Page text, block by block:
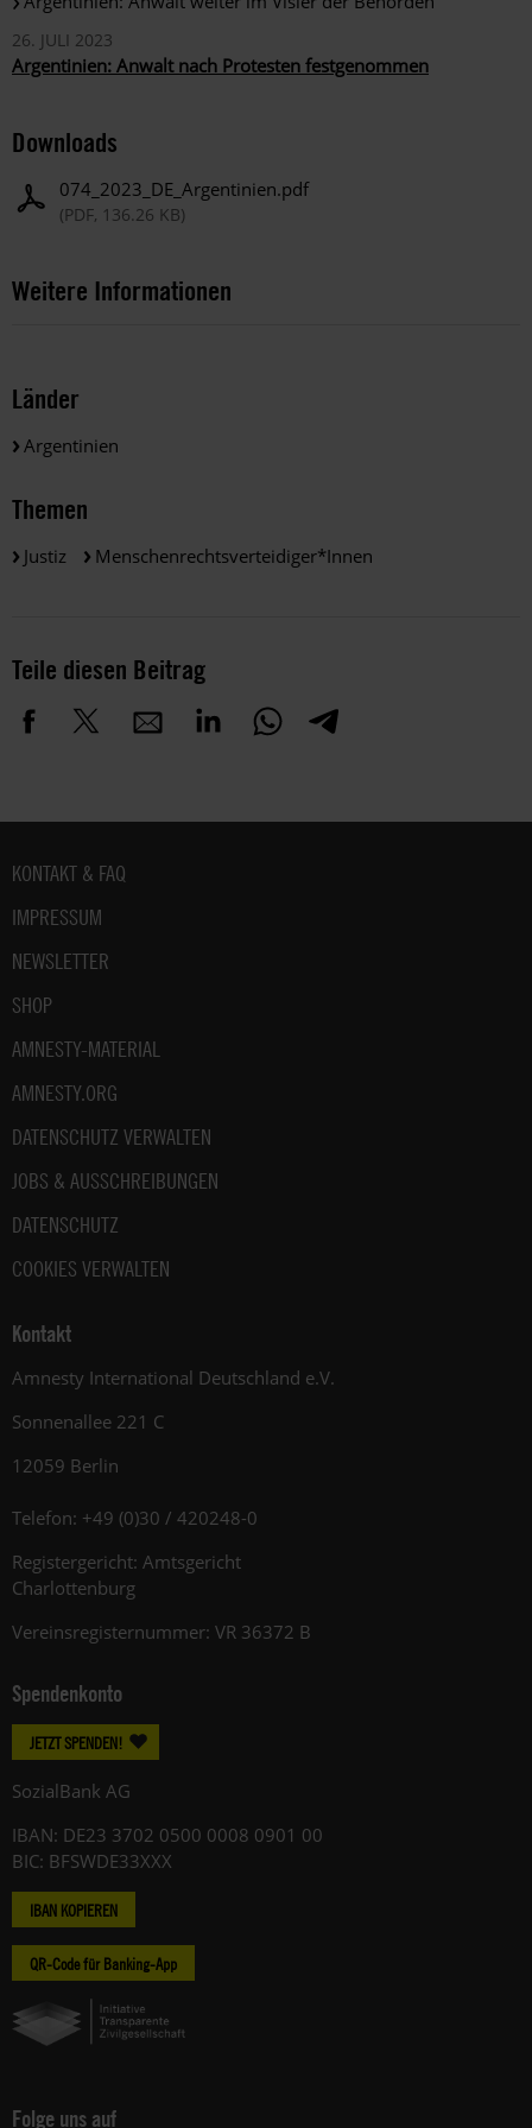
26. JULI 2023
Argentinien: Anwalt nach Protesten festgenommen
Downloads
074_2023_DE_Argentinien.pdf
(PDF, 136.26 KB)
Weitere Informationen
Länder
Argentinien
Themen
Justiz Menschenrechtsverteidiger*innen
Teile diesen Beitrag
Fußbereich
KONTAKT & FAQ
IMPRESSUM
NEWSLETTER
SHOP
AMNESTY-MATERIAL
AMNESTY.ORG
DATENSCHUTZ VERWALTEN
JOBS & AUSSCHREIBUNGEN
DATENSCHUTZ
COOKIES VERWALTEN
Kontakt
Amnesty International Deutschland e.V.
Sonnenallee 221 C
12059 Berlin
Telefon: +49 (0)30 / 420248-0
Registergericht: Amtsgericht
Charlottenburg
Vereinsregisternummer: VR 36372 B
Spendenkonto
JETZT SPENDEN!
SozialBank AG
IBAN: DE23 3702 0500 0008 0901 00
BIC: BFSWDE33XXX
IBAN KOPIEREN
QR-Code für Banking-App
Folge uns auf